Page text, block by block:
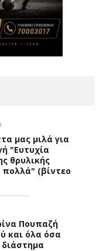
μας μιλά για
"Ευτυχία
θρυλικής
(βίντεο
Πουπαζή
και όλα όσα